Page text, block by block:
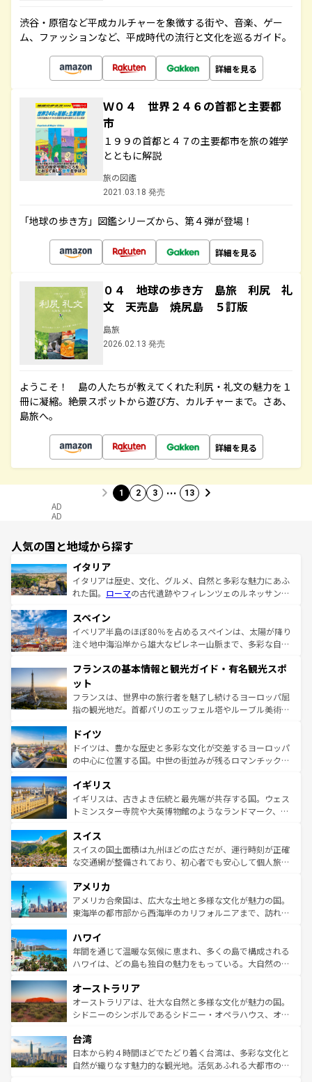
渋谷・原宿など平成カルチャーを象徴する街や、音楽、ゲー
ム、ファッションなど、平成時代の流行と文化を巡るガイド。
詳細を見る
Ｗ０４ 世界２４６の首都と主要都
市
１９９の首都と４７の主要都市を旅の雑学
とともに解説
旅の図鑑
2021.03.18 発売
「地球の歩き方」図鑑シリーズから、第４弾が登場！
詳細を見る
０４ 地球の歩き方 島旅 利尻 礼
文 天売島 焼尻島 ５訂版
島旅
2026.02.13 発売
ようこそ！ 島の人たちが教えてくれた利尻・礼文の魅力を１
冊に凝縮。絶景スポットから遊び方、カルチャーまで。さあ、
島旅へ。
詳細を見る
1 2 3 … 13
AD
AD
人気の国と地域から探す
イタリア
イタリアは歴史、文化、グルメ、自然と多彩な魅力にあふ
れた国。 ローマの古代遺跡やフィレンツェのルネッサンス
ろん、トスカーナの美しい田園風景やアマルフィ海岸の絶
景など、自然景観も見逃せない。観光の合間には、本場の
ピザやパスタなど、絶品のイタリア料理を堪能することも
ませてくれるイタリアで、忘れられない旅をしてみよう！
なお、新着のイタリア情報は
しい。
スペイン
イベリア半島のほぼ80％を占めるスペインは、太陽が降り
注ぐ地中海沿岸から雄大なピレネー山脈まで、多彩な自然
文化が根付くこの国では、情熱的なフラメンコ、熱気あふ
れる闘牛、そして美味しいタパスが生活の一部となってい
る。首都マドリードの洗練された雰囲気や、バルセロナの
アートに溢れた街角から、地方では古代ローマ遺跡や中世
せる。地方によって風土や気候が異なるスペインはその個
性で訪れる人を魅了する。 なお、新着のスペイン情報は コ
ンテンツ一覧を参照してほしい。
フランスの基本情報と観光ガイド・有名観光スポ
ット
フランスは、世界中の旅行者を魅了し続けるヨーロッパ屈
指の観光地だ。首都パリのエッフェル塔やルーブル美術館
で、幅広い魅力が詰まっている。華麗な宮殿、歴史的な大
聖堂、美しいビーチ、そして豊かな自然が、訪れる者を心
から魅了する。また、フランスは美食の国としても知ら
いる。シャンパンの発祥地であるランス、プロヴァンスの
香り高いラベンダー畑など、多彩な楽しみ方が可能だ。さ
らに、パリ以外の地域にも魅力が溢れており、どの街角に
れる地方に足を運ぶとそれぞれで全く異なる文化を体験で
きるだろう。 なお、新着のフランス情報はコンテンツ一覧
を参照してほしい。
ドイツ
ドイツは、豊かな歴史と多彩な文化が交差するヨーロッパ
の中心に位置する国。中世の街並みが残るロマンチック街
顔を持つこの国は、どこを歩いても飽きることがない。ベ
ルリンの文化的活気、バイエルン州のアルプスの絶景、そ
してライン川沿いのワイン畑といった風景は必見。ビール
は、お酒好きな人にはぜひ体験してほしい。 なお、新着の
ドイツ情報はコンテンツ一覧を参照してほしい。
イギリス
イギリスは、古きよき伝統と最先端が共存する国。ウェス
トミンスター寺院や大英博物館のようなランドマーク、歴
リアごとに異なる魅力がある。また、優雅なアフタヌーン
ティー、ビール好きにはたまらない英国パブ、サッカー観
戦など、本場だからこそできる体験も豊富。イギリスを旅
ンツ一覧を参照してほしい。
スイス
スイスの国土面積は九州ほどの広さだが、運行時刻が正確
な交通網が整備されており、初心者でも安心して個人旅行
の建物がそのまま残る町や、スイスならではのユニークな
博物館もあり、アルプス観光だけでなく町歩きも満喫する
ことができる。国民の所得が高いため物価も高いが、旅行
ば市内交通費無料で観光を楽しむこともできる。 なお、新
着のスイス情報はコンテンツ一覧 を参照してほしい。
アメリカ
アメリカ合衆国は、広大な土地と多様な文化が魅力の国。
東海岸の都市部から西海岸のカリフォルニアまで、訪れる
のような巨大都市は、観光、ショッピング、エンターテイ
ンメントが詰まった刺激的なスポットだ。一方、アメリカ
西部には大自然が広がり、グランドキャニオンやイエロー
部のニューオーリンズでは、音楽と美食が融合した独特の
文化が魅力。旅行者はアメリカの各地域で異なる魅力を楽
しみながら、その多様性と豊かな歴史を感じることができ
ならではの贅沢な旅のスタイルだ。 なお、新着のアメリカ
情報はコンテンツ一覧を参照してほしい。
ハワイ
年間を通じて温暖な気候に恵まれ、多くの島で構成される
ハワイは、どの島も独自の魅力をもっている。大自然の神
ワイ島は見逃せない。また、定番の観光地といえばオアフ
島だが、静かな自然を求めるならマウイ島やカウアイ島が
おすすめ。エメラルドグリーンに輝く海をはじめ、豊かな
れるおもてなしの心で訪れる人々を迎えてくれるハワイの
人々、おいしいローカルフードやハワイアンミュージッ
ク、伝統的なフラダンスなど、すべてがハワイの魅力を彩
オーストラリア
オーストラリアは、壮大な自然と多様な文化が魅力の国。
シドニーのシンボルであるシドニー・オペラハウス、オー
リアリーフや大陸中央部にそびえるウルル（エアーズロッ
ク）、タスマニアの美しい原生林やケアンズの熱帯雨林な
ど、見どころがたくさん。また、カフェやワイン、オージ
台湾
日本から約４時間ほどでたどり着く台湾は、多彩な文化と
自然が織りなす魅力的な観光地。活気あふれる大都市の台